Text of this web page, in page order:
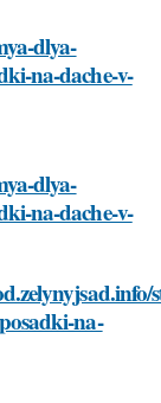
dlya-
na-dache-v-
dlya-
na-dache-v-
na-